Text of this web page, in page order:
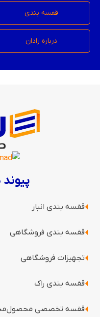
قفسه بندی
درباره رادان
قفسه بندی انبار
قفسه بندی فروشگاهی
تجهیزات فروشگاهی
قفسه بندی راک
قفسه‌ تخصصی